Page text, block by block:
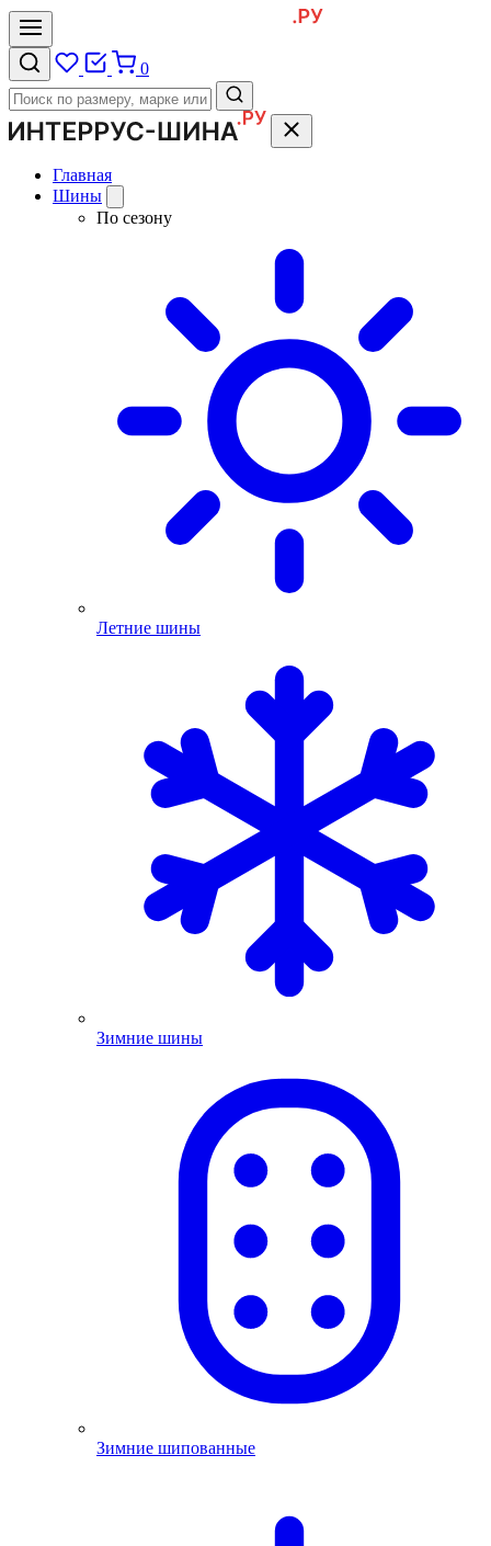
0
Главная
Шины
По сезону
Летние шины
Зимние шины
Зимние шипованные